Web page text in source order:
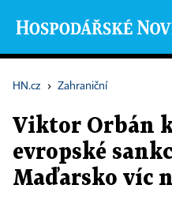
HN.cz › Zahraniční
Viktor Orbán
evropské
Maďarsko víc